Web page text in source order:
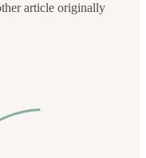
article originally